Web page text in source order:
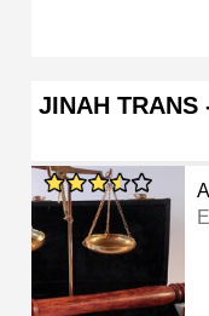
JINAH TRANS